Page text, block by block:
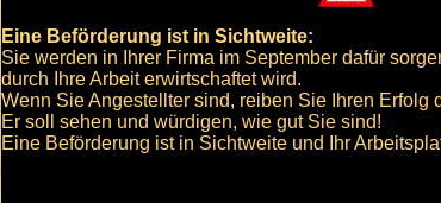
Eine Beförderung ist in Sichtweite:
Sie werden in Ihrer Firma im September dafür
durch Ihre Arbeit erwirtschaftet wird.
Wenn Sie Angestellter sind, reiben Sie Ihren Erfolg
Er soll sehen und würdigen, wie gut Sie sind!
Eine Beförderung ist in Sichtweite und Ihr